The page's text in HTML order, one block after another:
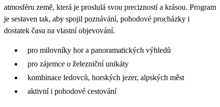
atmosféru země, která je proslulá svou precizností a krásou. Program
je sestaven tak, aby spojil poznávání, pohodové procházky i
dostatek času na vlastní objevování.
pro milovníky hor a panoramatických výhledů
pro zájemce o železniční unikáty
kombinace ledovců, horských jezer, alpských měst
aktivní i pohodové cestování